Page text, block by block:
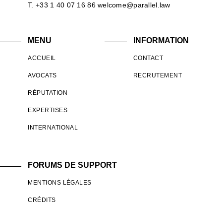
T. +33 1 40 07 16 86 welcome@parallel.law
MENU
ACCUEIL
AVOCATS
RÉPUTATION
EXPERTISES
INTERNATIONAL
INFORMATION
CONTACT
RECRUTEMENT
FORUMS DE SUPPORT
MENTIONS LÉGALES
CRÉDITS